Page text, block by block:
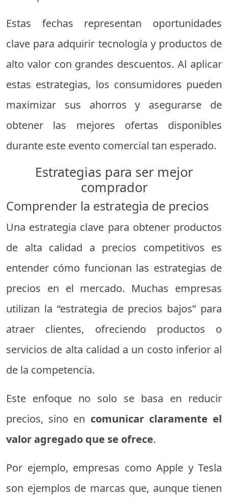
Estas fechas representan oportunidades
clave para adquirir tecnología y productos de
alto valor con grandes descuentos. Al aplicar
estas estrategias, los consumidores pueden
maximizar sus ahorros y asegurarse de
obtener las mejores ofertas disponibles
durante este evento comercial tan esperado.
Estrategias para ser mejor
comprador
Comprender la estrategia de precios
Una estrategia clave para obtener productos
de alta calidad a precios competitivos es
entender cómo funcionan las estrategias de
precios en el mercado. Muchas empresas
utilizan la “estrategia de precios bajos” para
atraer clientes, ofreciendo productos o
servicios de alta calidad a un costo inferior al
de la competencia.
Este enfoque no solo se basa en reducir
precios, sino en comunicar claramente el
valor agregado que se ofrece.
Por ejemplo, empresas como Apple y Tesla
son ejemplos de marcas que, aunque tienen